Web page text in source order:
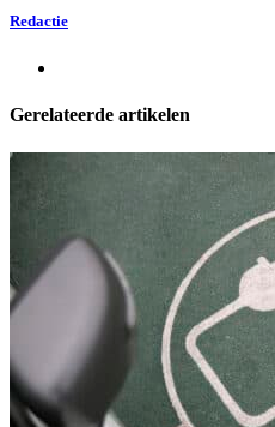
Redactie
Gerelateerde artikelen